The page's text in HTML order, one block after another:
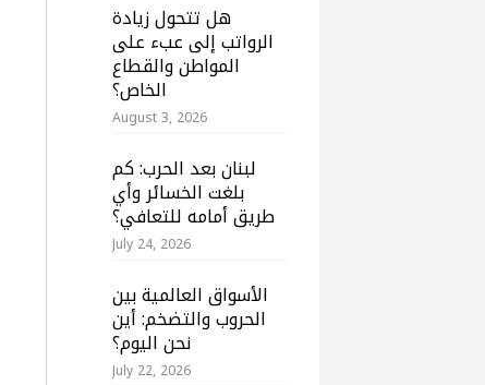
هل تتحول زيادة
الرواتب إلى عبء على
المواطن والقطاع
الخاص؟
August 3, 2026
لبنان بعد الحرب: كم
بلغت الخسائر وأي
طريق أمامه للتعافي؟
July 24, 2026
الأسواق العالمية بين
الحروب والتضخم: أين
نحن اليوم؟
July 22, 2026